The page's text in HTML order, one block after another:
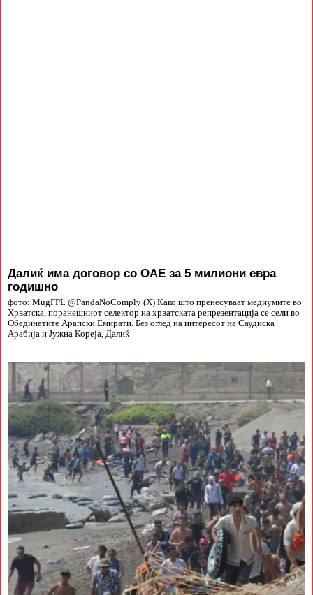
Далиќ има договор со ОАЕ за 5 милиони евра
годишно
фото: MugFPL @PandaNoComply (X) Како што пренесуваат медиумите во
Хрватска, поранешниот селектор на хрватската репрезентација се сели во
Обединетите Арапски Емирати. Без оглед на интересот на Саудиска
Арабија и Јужна Кореја, Далиќ